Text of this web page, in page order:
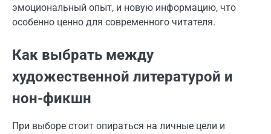
эмоциональный опыт, и новую информацию, что
особенно ценно для современного читателя.
Как выбрать между
художественной литературой и
нон-фикшн
При выборе стоит опираться на личные цели и